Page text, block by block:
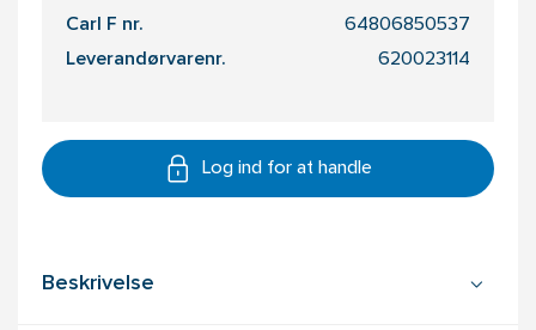
Carl F nr. 64806850537
Leverandørvarenr. 620023114
Log ind for at handle
Beskrivelse